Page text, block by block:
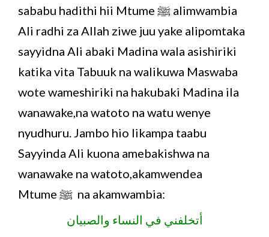
sababu hadithi hii Mtume ﷺ alimwambia
Ali radhi za Allah ziwe juu yake alipomtaka
sayyidna Ali abaki Madina wala asishiriki
katika vita Tabuuk na walikuwa Maswaba
wote wameshiriki na hakubaki Madina ila
wanawake,na watoto na watu wenye
nyudhuru. Jambo hio likampa taabu
Sayyinda Ali kuona amebakishwa na
wanawake na watoto,akamwendea
Mtume ﷺ na akamwambia:
أتخلفني في النساء والصبيان